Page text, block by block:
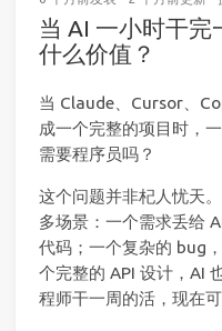
当 AI 一小时干
什么价值？
当 Claude、Cursor、
成一个完整的项目时，
需要程序员吗？
这个问题并非杞人忧天
多场景：一个需求丢给
代码；一个复杂的 bug
个完整的 API 设计，AI
程师干一周的活，现在